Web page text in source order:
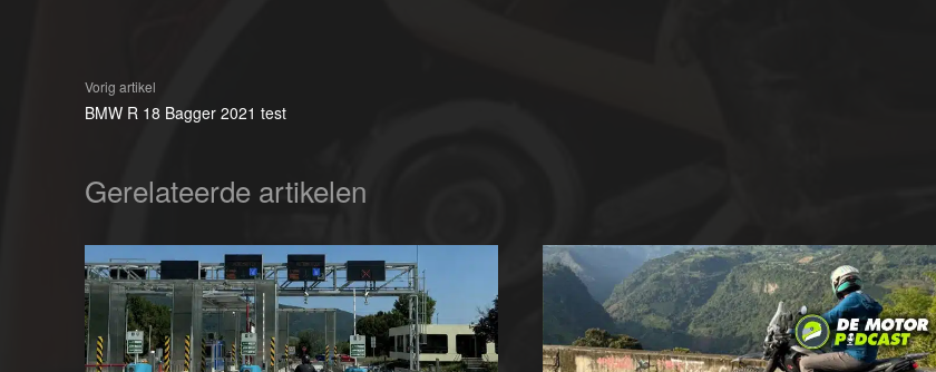
Vorig artikel
BMW R 18 Bagger 2021 test
Gerelateerde artikelen